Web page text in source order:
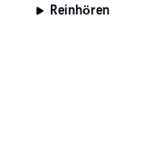
Reinhören